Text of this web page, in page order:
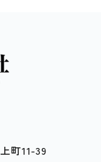
町11-39